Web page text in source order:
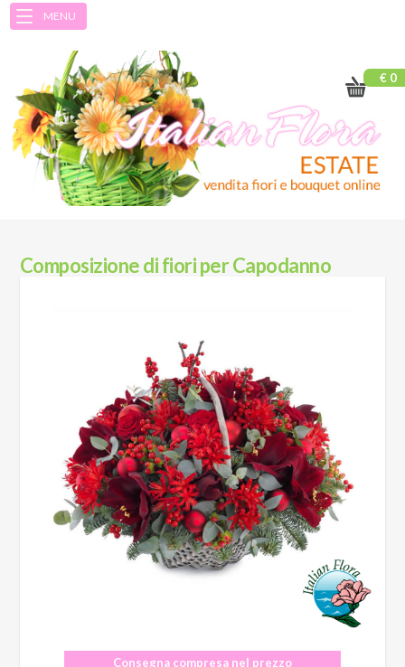
MENU
€ 0
Composizione di fiori per Capodanno
Consegna compresa nel prezzo